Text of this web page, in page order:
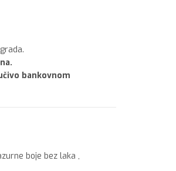
ml količina
bankovnom
boje bez laka ,